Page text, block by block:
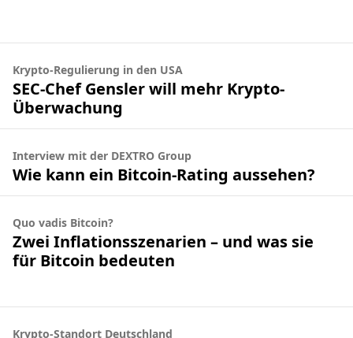
Krypto-Regulierung in den USA
SEC-Chef Gensler will mehr Krypto-
Überwachung
Interview mit der DEXTRO Group
Wie kann ein Bitcoin-Rating aussehen?
Quo vadis Bitcoin?
Zwei Inflationsszenarien – und was sie
für Bitcoin bedeuten
Krypto-Standort Deutschland